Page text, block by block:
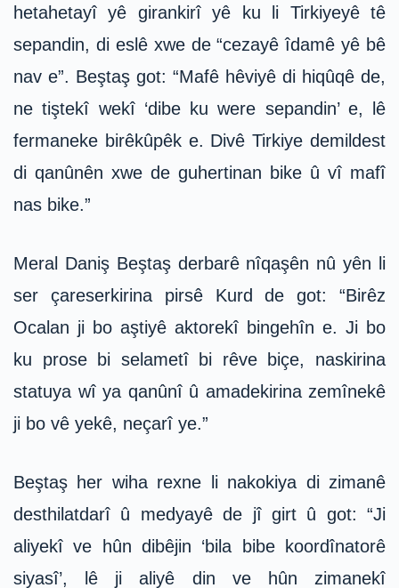
hetahetayî yê girankirî yê ku li Tirkiyeyê tê
sepandin, di eslê xwe de “cezayê îdamê yê bê
nav e”. Beştaş got: “Mafê hêviyê di hiqûqê de,
ne tiştekî wekî ‘dibe ku were sepandin’ e, lê
fermaneke birêkûpêk e. Divê Tirkiye demildest
di qanûnên xwe de guhertinan bike û vî mafî
nas bike.”
Meral Daniş Beştaş derbarê nîqaşên nû yên li
ser çareserkirina pirsê Kurd de got: “Birêz
Ocalan ji bo aştiyê aktorekî bingehîn e. Ji bo
ku prose bi selametî bi rêve biçe, naskirina
statuya wî ya qanûnî û amadekirina zemînekê
ji bo vê yekê, neçarî ye.”
Beştaş her wiha rexne li nakokiya di zimanê
desthilatdarî û medyayê de jî girt û got: “Ji
aliyekî ve hûn dibêjin ‘bila bibe koordînatorê
siyasî’, lê ji aliyê din ve hûn zimanekî